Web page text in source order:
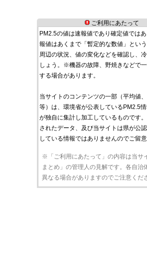
ご利用にあたって
PM2.5の値は速報値であり確定値では
報値はあくまで「暫定的な数値」という
周辺の状況、値の変化などを確認し、
しょう。※機器の故障、野焼きなどで
する場合があります。
当サイトのコンテンツの一部（平均値
等）は、環境省が公表しているPM2.5
が独自に集計し加工しているものです
されたデータ、及び当サイトは県が公
している情報ではありませんのでご留意
※「ご利用にあたって」の内容は当サ
まとめ」の管理人の見解です。各自治
異なる場合がありますのでご注意くだ